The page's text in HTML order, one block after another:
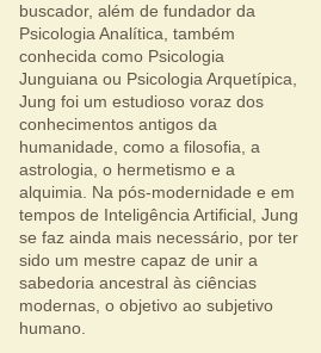
buscador, além de fundador da
Psicologia Analítica, também
conhecida como Psicologia
Junguiana ou Psicologia Arquetípica,
Jung foi um estudioso voraz dos
conhecimentos antigos da
humanidade, como a filosofia, a
astrologia, o hermetismo e a
alquimia. Na pós-modernidade e em
tempos de Inteligência Artificial, Jung
se faz ainda mais necessário, por ter
sido um mestre capaz de unir a
sabedoria ancestral às ciências
modernas, o objetivo ao subjetivo
humano.